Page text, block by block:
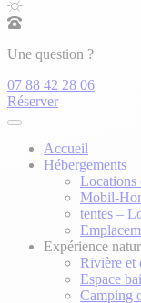
Une question ?
07 88 42 28 06
Réserver
Accueil
Hébergements
Locations
Mobil-
tentes –
Expérience
Rivière et
Espace
Camping